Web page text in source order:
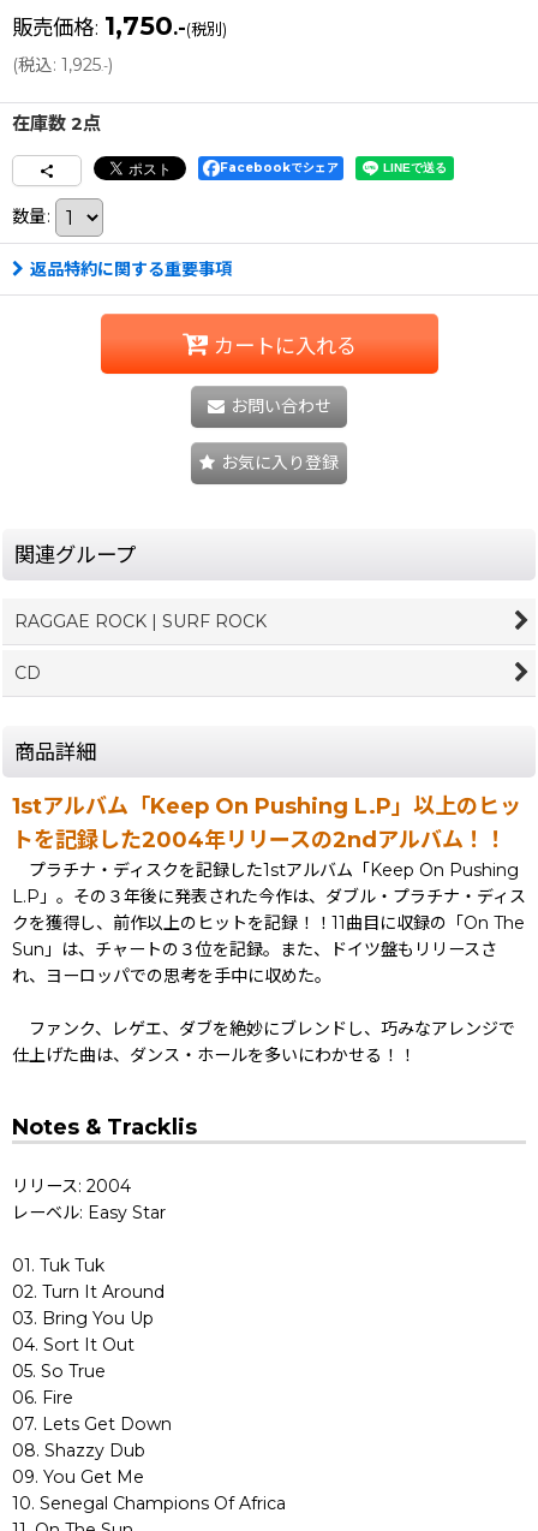
販売価格: 1,750.-(税別)
(税込: 1,925.-)
在庫数 2点
Facebookでシェア
数量:
返品特約に関する重要事項
カートに入れる
お問い合わせ
お気に入り登録
関連グループ
RAGGAE ROCK | SURF ROCK
CD
商品詳細
1stアルバム「Keep On Pushing L.P」以上のヒッ
トを記録した2004年リリースの2ndアルバム！！
プラチナ・ディスクを記録した1stアルバム「Keep On Pushing
L.P」。その３年後に発表された今作は、ダブル・プラチナ・ディス
クを獲得し、前作以上のヒットを記録！！11曲目に収録の「On The
Sun」は、チャートの３位を記録。また、ドイツ盤もリリースさ
れ、ヨーロッパでの思考を手中に収めた。
ファンク、レゲエ、ダブを絶妙にブレンドし、巧みなアレンジで
仕上げた曲は、ダンス・ホールを多いにわかせる！！
Notes & Tracklis
リリース: 2004
レーベル: Easy Star
01. Tuk Tuk
02. Turn It Around
03. Bring You Up
04. Sort It Out
05. So True
06. Fire
07. Lets Get Down
08. Shazzy Dub
09. You Get Me
10. Senegal Champions Of Africa